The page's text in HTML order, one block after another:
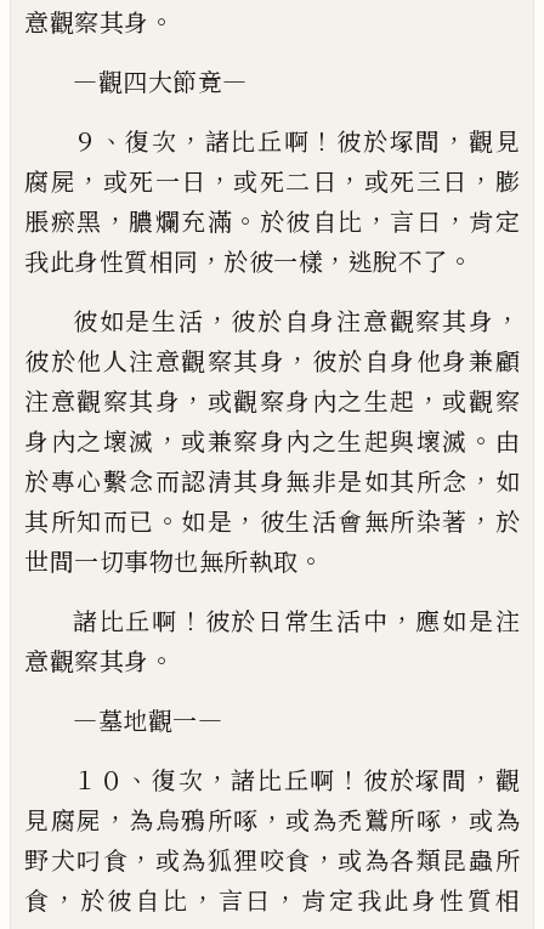
意觀察其身 。
—觀四大節竟—
９ 、復次 ， 諸比丘啊 ！ 彼於塚間 ， 觀見
腐屍 ， 或死一 日 ， 或死二日 ， 或死三日 ， 膨
脹瘀黑 ， 膿爛充滿 。 於彼自比 ， 言曰 ， 肯定
我此身性質相同 ， 於彼一樣 ， 逃脫不了 。
彼如是生活 ， 彼於自身注意觀察其身 ，
彼於他人注意觀察其身 ， 彼於自身他身兼顧
注意觀察其身 ， 或觀察身內之生起 ， 或觀察
身內之壞滅 ， 或兼察身內之生起與壞滅 。 由
於專心繫念而認清其身無非是如其所念 ， 如
其所知而已 。 如是 ， 彼生活會無所染著 ， 於
世間一切事物也無所執取 。
諸比丘啊 ！ 彼於日常生活中 ， 應如是注
意觀察其身 。
—墓地觀一—
１０ 、復次 ，諸比丘啊 ！ 彼於塚間 ， 觀
見腐屍 ， 為烏鴉所啄 ， 或為禿鷲所啄 ， 或為
野犬叼食 ， 或為狐狸咬食 ， 或為各類昆蟲所
食 ， 於彼自比 ， 言曰 ， 肯定我此身性質相